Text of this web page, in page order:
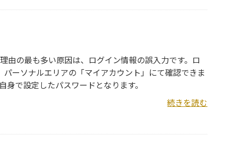
由の最も多い原因は、ログイン情報の誤入力です。ロ
ーソナルエリアの「マイアカウント」にて確認できま
で設定したパスワードとなります。
続きを読む